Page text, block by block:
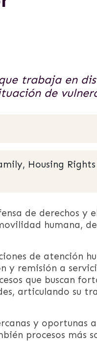
trabaja en
de
Housing
de derechos y
humana,
de atención
y remisión a
que buscan
articulando su
y oportunas a
procesos más